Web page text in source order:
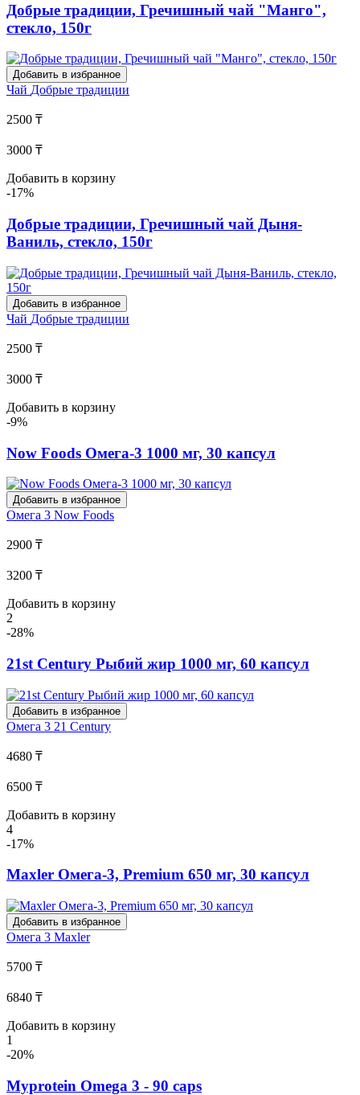
Добрые традиции, Гречишный чай "Манго",
стекло, 150г
Добавить в избранное
Чай Добрые традиции
2500 ₸
3000 ₸
Добавить в корзину
-17%
Добрые традиции, Гречишный чай Дыня-
Ваниль, стекло, 150г
Добавить в избранное
Чай Добрые традиции
2500 ₸
3000 ₸
Добавить в корзину
-9%
Now Foods Омега-3 1000 мг, 30 капсул
Добавить в избранное
Омега 3 Now Foods
2900 ₸
3200 ₸
Добавить в корзину
2
-28%
21st Century Рыбий жир 1000 мг, 60 капсул
Добавить в избранное
Омега 3 21 Century
4680 ₸
6500 ₸
Добавить в корзину
4
-17%
Maxler Омега-3, Premium 650 мг, 30 капсул
Добавить в избранное
Омега 3 Maxler
5700 ₸
6840 ₸
Добавить в корзину
1
-20%
Myprotein Omega 3 - 90 caps